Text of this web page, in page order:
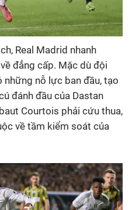
Real Madrid nhanh
đẳng cấp. Mặc dù đội
những nỗ lực ban đầu, tạo
đánh đầu của Dastan
Courtois phải cứu thua,
về tầm kiểm soát của